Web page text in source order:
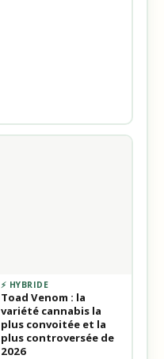
⚡ HYBRIDE
Toad Venom : la
variété cannabis la
plus convoitée et la
plus controversée de
2026